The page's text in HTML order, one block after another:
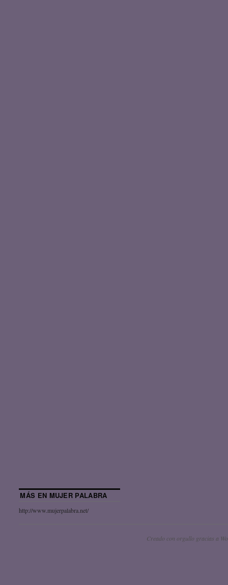
MÁS EN MUJER PALABRA
http://www.mujerpalabra.net/
Creado con orgullo gracias a